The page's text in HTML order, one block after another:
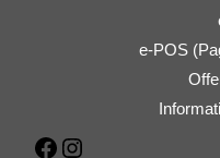
e-POS
Facebook